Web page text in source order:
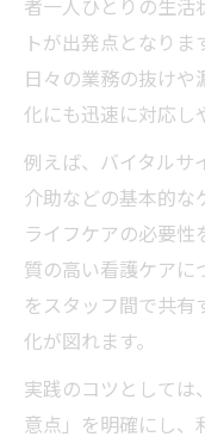
者一人ひとりの生活
トが出発点となりま
日々の業務の抜け
化にも迅速に対応し
例えば、バイタルサ
介助などの基本的な
ライフケアの必要性
質の高い看護ケアに
をスタッフ間で共有
化が図れます。
実践のコツとしては
意点」を明確にし、